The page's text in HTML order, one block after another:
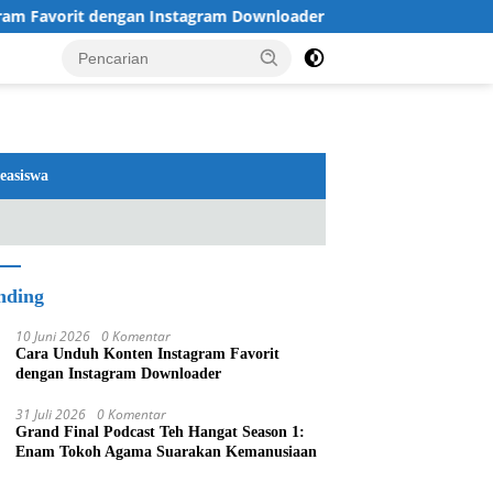
dengan Instagram Downloader
10 Juni 2026 0 Komentar
Cara Unduh Konten Instagram Favorit
dengan Instagram Downloader
31 Juli 2026 0 Komentar
Grand Final Podcast Teh Hangat Season 1:
Enam Tokoh Agama Suarakan Kemanusiaan